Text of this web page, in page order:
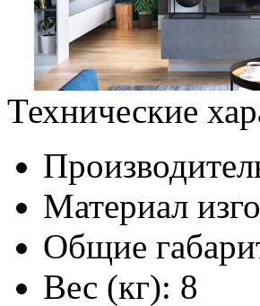
Технические
Материал
Общие
Вес (кг): 8